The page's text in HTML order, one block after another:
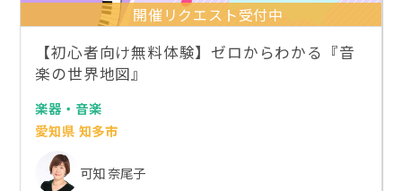
開催リクエスト受付中
【初心者向け無料体験】ゼロからわかる『音
楽の世界地図』
楽器・音楽
愛知県 知多市
可知 奈尾子